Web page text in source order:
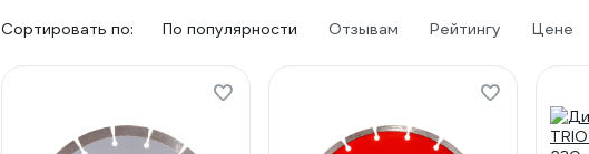
Сортировать по: По популярности Отзывам Рейтингу Цене